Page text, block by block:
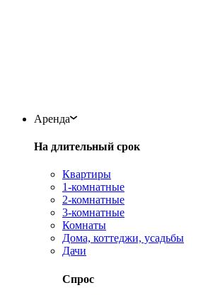
Аренда
На длительный срок
Квартиры
1-комнатные
2-комнатные
3-комнатные
Комнаты
Дома, коттеджи, усадьбы
Дачи
Спрос